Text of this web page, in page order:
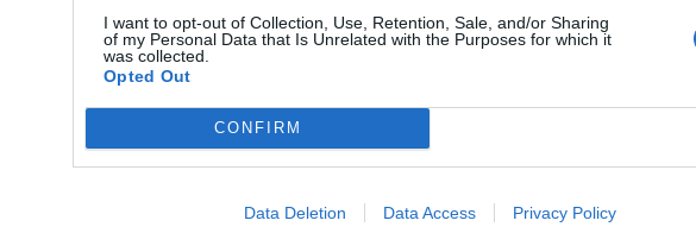
I want to opt-out of Collection, Use, Retention, Sale, and/or Sharing
of my Personal Data that Is Unrelated with the Purposes for which it
was collected.
Opted Out
CONFIRM
Data Deletion Data Access Privacy Policy
ad